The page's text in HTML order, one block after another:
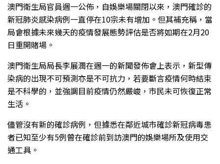
澳門衛生局官員週一公佈，自娛樂場關閉以來，澳門確診的
新冠肺炎感染病例一直停在10宗未有增加。但其補充稱，當
局會根據未來幾天的疫情發展態勢評估是否將如期在2月20
日重開賭場。
澳門衛生局局長李展潤在週一的新聞發佈會上表示，新型傳
染病的出現不可預測亦是不可抗力，若要斷言疫情何時結束
是不科學的，並強調目前疫情仍然嚴峻，市民未可恢復正常
生活。
儘管沒有新的確診病例，但據悉在鄰近城市確診新冠病毒患
者已知至少有5例曾在確診前到訪澳門的娛樂場所及使用交
通工具。